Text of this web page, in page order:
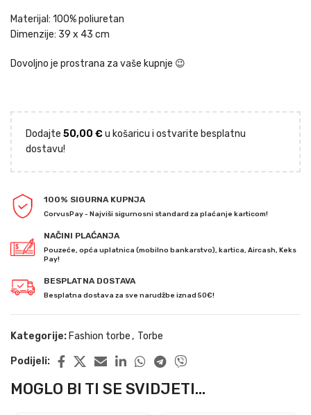
Materijal: 100% poliuretan
Dimenzije: 39 x 43 cm
Dovoljno je prostrana za vaše kupnje 😉
Dodajte 50,00 € u košaricu i ostvarite besplatnu
dostavu!
100% SIGURNA KUPNJA
CorvusPay - Najviši sigurnosni standard za plaćanje karticom!
NAČINI PLAĆANJA
Pouzeće, opća uplatnica (mobilno bankarstvo), kartica, Aircash, Keks
Pay!
BESPLATNA DOSTAVA
Besplatna dostava za sve narudžbe iznad 50€!
Kategorije: Fashion torbe, Torbe
Podijeli:
MOGLO BI TI SE SVIDJETI...